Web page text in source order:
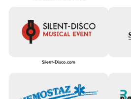
Silent-Disco.com